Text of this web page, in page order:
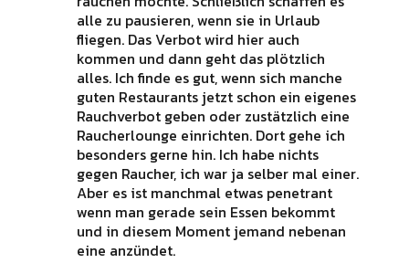
alle zu pausieren, wenn sie in Urlaub
fliegen. Das Verbot wird hier auch
kommen und dann geht das plötzlich
alles. Ich finde es gut, wenn sich manche
guten Restaurants jetzt schon ein eigenes
Rauchverbot geben oder zustätzlich eine
Raucherlounge einrichten. Dort gehe ich
besonders gerne hin. Ich habe nichts
gegen Raucher, ich war ja selber mal einer.
Aber es ist manchmal etwas penetrant
wenn man gerade sein Essen bekommt
und in diesem Moment jemand nebenan
eine anzündet.